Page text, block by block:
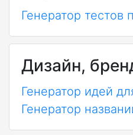
Генератор тестов
Дизайн,
Генератор идей
Генератор